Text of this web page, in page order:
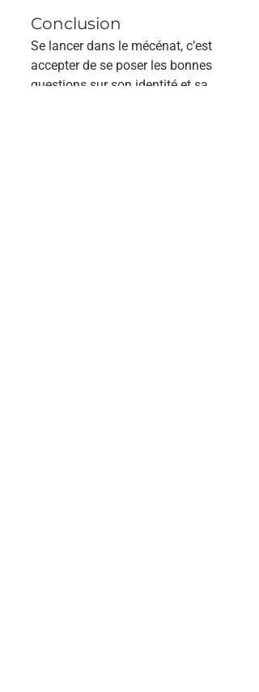
Conclusion
Se lancer dans le mécénat, c’est
accepter de se poser les bonnes
questions sur son identité et sa